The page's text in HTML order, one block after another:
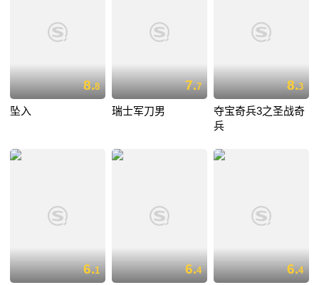
8.8
坠入
7.7
瑞士军刀男
8.3
夺宝奇兵3之圣战奇
兵
6.1 6.4 6.4